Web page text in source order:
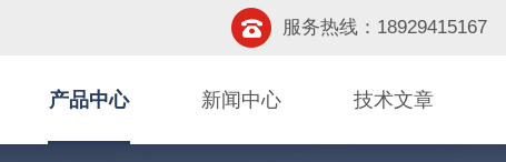
服务热线：18929415167
产品中心 新闻中心 技术文章